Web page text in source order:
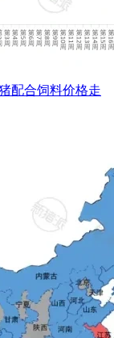
配合饲料价格走